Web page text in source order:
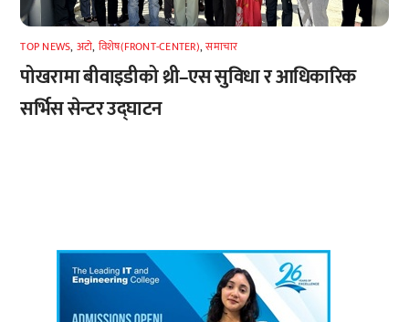
TOP NEWS, अटाे, विशेष(FRONT-CENTER),समाचार
पोखरामा बीवाइडीको थ्री–एस सुविधा र आधिकारिक
सर्भिस सेन्टर उद्घाटन